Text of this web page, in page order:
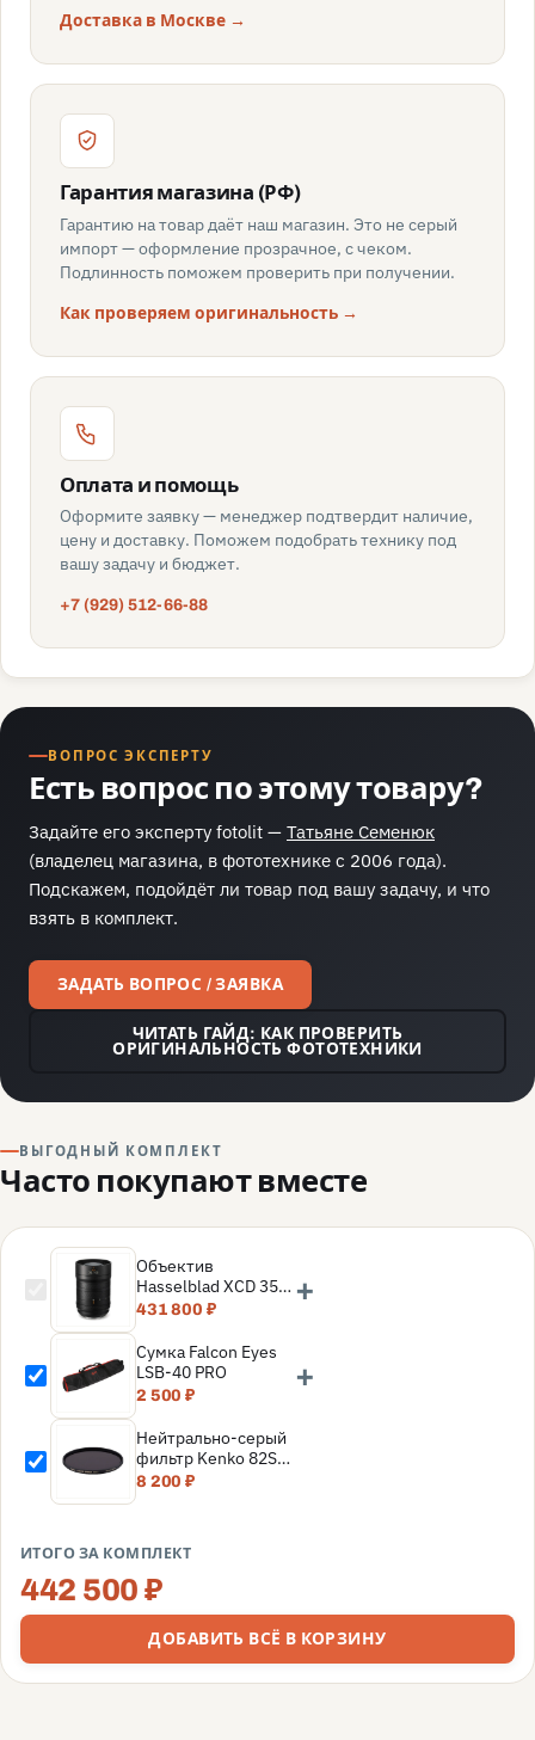
Доставка в Москве →
Гарантия магазина (РФ)
Гарантию на товар даёт наш магазин. Это не серый
импорт — оформление прозрачное, с чеком.
Подлинность поможем проверить при получении.
Как проверяем оригинальность →
Оплата и помощь
Оформите заявку — менеджер подтвердит наличие,
цену и доставку. Поможем подобрать технику под
вашу задачу и бюджет.
+7 (929) 512-66-88
ВОПРОС ЭКСПЕРТУ
Есть вопрос по этому товару?
Задайте его эксперту fotolit — Татьяне Семенюк
(владелец магазина, в фототехнике с 2006 года).
Подскажем, подойдёт ли товар под вашу задачу, и что
взять в комплект.
ЗАДАТЬ ВОПРОС / ЗАЯВКА
ЧИТАТЬ ГАЙД: КАК ПРОВЕРИТЬ
ОРИГИНАЛЬНОСТЬ ФОТОТЕХНИКИ
ВЫГОДНЫЙ КОМПЛЕКТ
Часто покупают вместе
Объектив
Hasselblad XCD 35–
100 мм f/2.8–4.0 E
431 800 ₽
+
Сумка Falcon Eyes
LSB-40 PRO
2 500 ₽
+
Нейтрально-серый
фильтр Kenko 82S
REALPRO MC ND16
8 200 ₽
ИТОГО ЗА КОМПЛЕКТ
442 500 ₽
ДОБАВИТЬ ВСЁ В КОРЗИНУ